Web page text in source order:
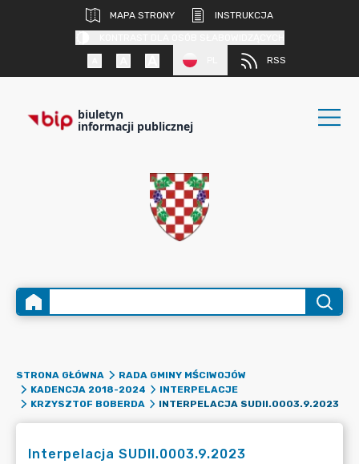
MAPA STRONY
INSTRUKCJA
RSS
biuletyn
informacji publicznej
STRONA GŁÓWNA
RADA GMINY MŚCIWOJÓW
KADENCJA 2018-2024
INTERPELACJE
KRZYSZTOF BOBERDA
INTERPELACJA SUDII.0003.9.2023
Interpelacja SUDII.0003.9.2023